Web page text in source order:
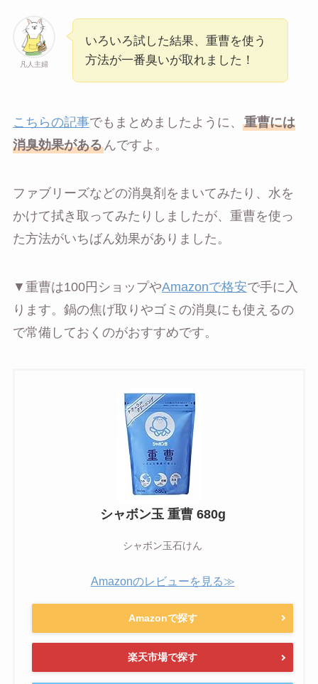
凡人主婦
いろいろ試した結果、重曹を使う
方法が一番臭いが取れました！
こちらの記事でもまとめましたように、 重曹には
消臭効果があるんですよ。
ファブリーズなどの消臭剤をまいてみたり、水を
かけて拭き取ってみたりしましたが、重曹を使っ
た方法がいちばん効果がありました。
▼重曹は100円ショップやAmazonで格安で手に入
ります。鍋の焦げ取りやゴミの消臭にも使えるの
で常備しておくのがおすすめです。
シャボン玉 重曹 680g
シャボン玉石けん
Amazonのレビューを見る≫
Amazonで探す
楽天市場で探す